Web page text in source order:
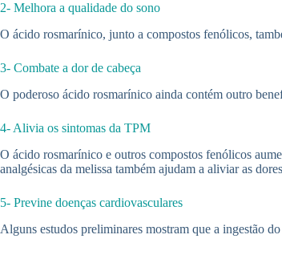
2- Melhora a qualidade do sono
O ácido rosmarínico, junto a compostos fenólicos,
3- Combate a dor de cabeça
O poderoso ácido rosmarínico ainda contém outro
4- Alivia os sintomas da TPM
O ácido rosmarínico e outros compostos fenólicos
analgésicas da melissa também ajudam a aliviar as
5- Previne doenças cardiovasculares
Alguns estudos preliminares mostram que a ingestão